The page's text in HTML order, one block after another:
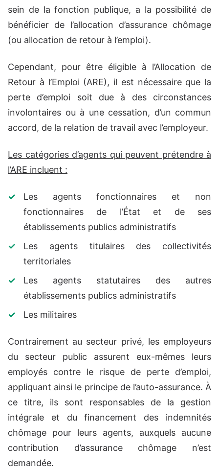
sein de la fonction publique, a la possibilité de
bénéficier de l’allocation d’assurance chômage
(ou allocation de retour à l’emploi).
Cependant, pour être éligible à l’Allocation de
Retour à l’Emploi (ARE), il est nécessaire que la
perte d’emploi soit due à des circonstances
involontaires ou à une cessation, d’un commun
accord, de la relation de travail avec l’employeur.
Les catégories d’agents qui peuvent prétendre à
l’ARE incluent :
Les agents fonctionnaires et non
fonctionnaires de l’État et de ses
établissements publics administratifs
Les agents titulaires des collectivités
territoriales
Les agents statutaires des autres
établissements publics administratifs
Les militaires
Contrairement au secteur privé, les employeurs
du secteur public assurent eux-mêmes leurs
employés contre le risque de perte d’emploi,
appliquant ainsi le principe de l’auto-assurance. À
ce titre, ils sont responsables de la gestion
intégrale et du financement des indemnités
chômage pour leurs agents, auxquels aucune
contribution d’assurance chômage n’est
demandée.